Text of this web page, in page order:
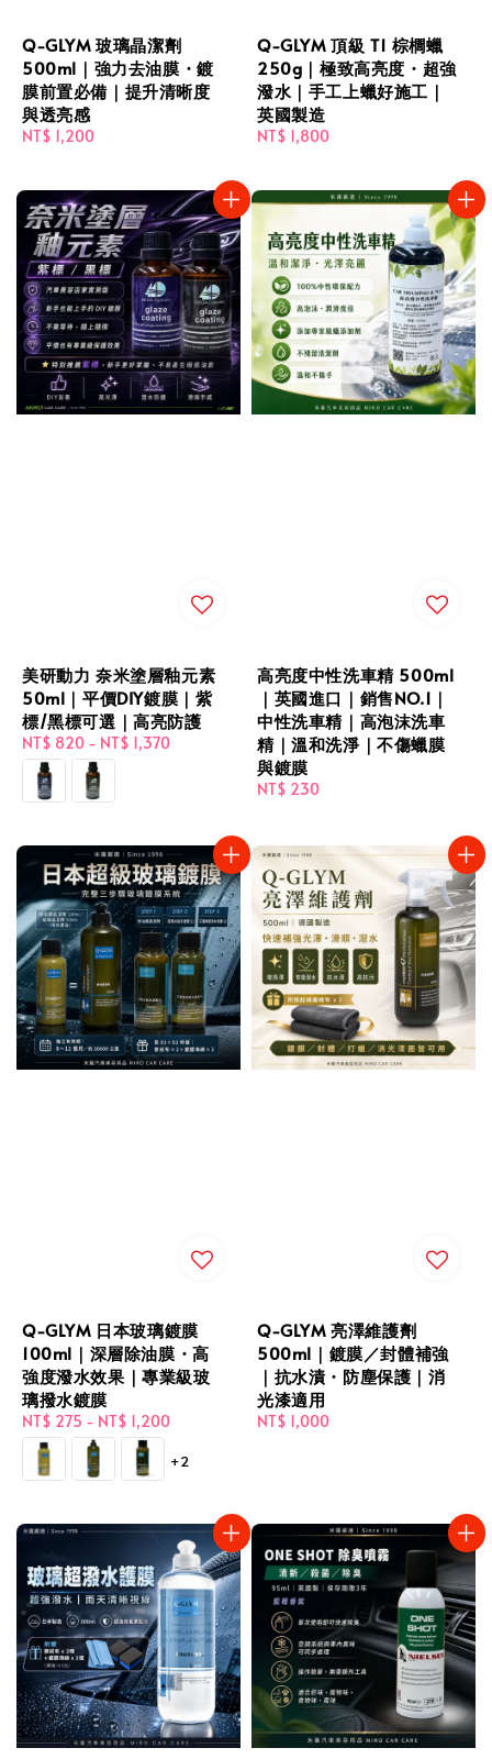
Q-GLYM 玻璃晶潔劑
500ml｜強力去油膜・鍍
膜前置必備｜提升清晰度
與透亮感
Regular
NT$ 1,200
Q-GLYM 頂級 T1 棕櫚蠟
250g｜極致高亮度・超強
潑水｜手工上蠟好施工｜
英國製造
Regular
NT$ 1,800
美研動力 奈米塗層釉元素
50ml｜平價DIY鍍膜｜紫
標/黑標可選｜高亮防護
Regular
price
NT$ 820 - NT$ 1,370
高亮度中性洗車精 500ml
｜英國進口｜銷售NO.1｜
中性洗車精｜高泡沫洗車
精｜溫和洗淨｜不傷蠟膜
與鍍膜
Regular
NT$ 230
Q-GLYM 日本玻璃鍍膜
100ml｜深層除油膜・高
強度潑水效果｜專業級玻
璃撥水鍍膜
Regular
price
NT$ 275 - NT$ 1,200
+2
Q-GLYM 亮澤維護劑
500ml｜鍍膜／封體補強
｜抗水漬・防塵保護｜消
光漆適用
Regular
NT$ 1,000